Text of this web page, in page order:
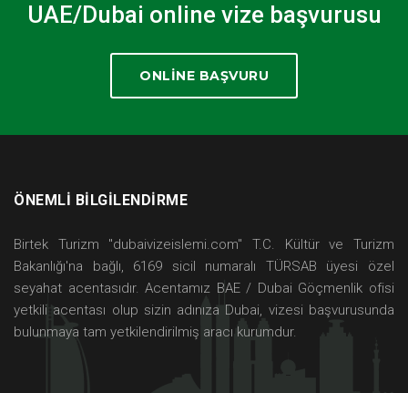
UAE/Dubai online vize başvurusu
ONLINE BAŞVURU
ÖNEMLİ BİLGİLENDİRME
Birtek Turizm ''dubaivizeislemi.com'' T.C. Kültür ve Turizm
Bakanlığı'na bağlı, 6169 sicil numaralı TÜRSAB üyesi özel
seyahat acentasıdır. Acentamız BAE / Dubai Göçmenlik ofisi
yetkili acentası olup sizin adınıza Dubai, vizesi başvurusunda
bulunmaya tam yetkilendirilmiş aracı kurumdur.